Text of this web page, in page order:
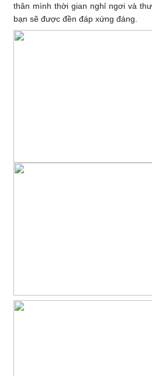
thân mình thời gian nghỉ ngơi và
bạn sẽ được đền đáp xứng đáng.